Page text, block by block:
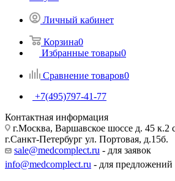
Личный кабинет
Корзина0
Избранные товары0
Сравнение товаров0
+7(495)797-41-77
Контактная информация
г.Москва, Варшавское шоссе д. 45 к.2
г.Санкт-Петербург ул. Портовая, д.15б.
sale@medcomplect.ru - для заявок
info@medcomplect.ru - для предложений